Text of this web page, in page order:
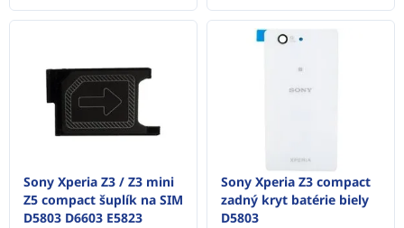
Sony Xperia Z3 / Z3 mini
Z5 compact šuplík na SIM
D5803 D6603 E5823
Sony Xperia Z3 compact
zadný kryt batérie biely
D5803